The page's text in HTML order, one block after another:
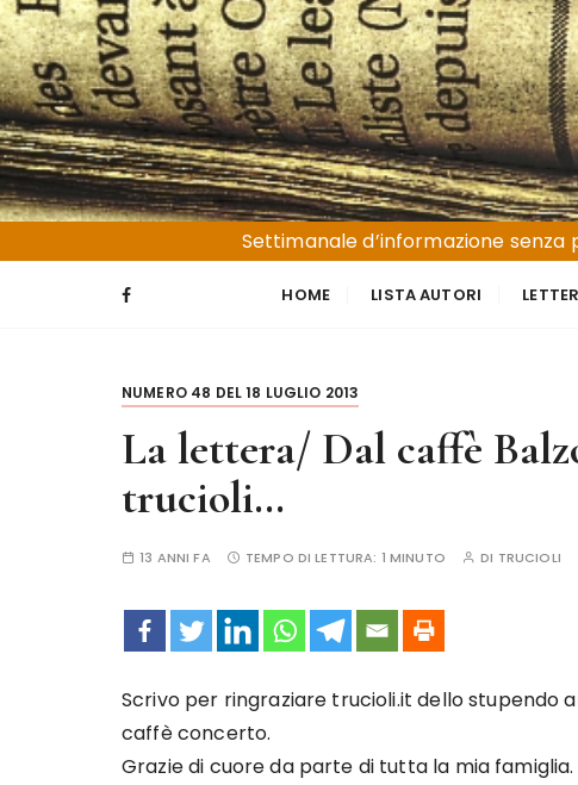
S
a
l
t
a
a
l
c
Trucioli
Liguria e Basso Piemonte
Settimanale d’informazione
HOME LISTA AUTORI
NUMERO 48 DEL 18 LUGLIO 2013
La lettera/ Dal caffè
trucioli…
13 ANNI FA TEMPO DI LETTURA: 1 MINUTO DI TRUCIOLI
Scrivo per ringraziare trucioli.it dello stupendo
caffè concerto.
Grazie di cuore da parte di tutta la mia